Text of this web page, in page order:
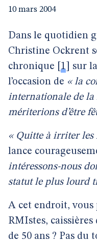
10 mars 2004
Dans le quotidien
Christine Ockrent
chronique
1
sur
l’occasion de « la
internationale de la
mériterions d’être
« Quitte à irriter les
lance
intéressons-nous
statut le plus lourd
A cet endroit, vous
RMIstes, caissières
de 50 ans ? Pas du